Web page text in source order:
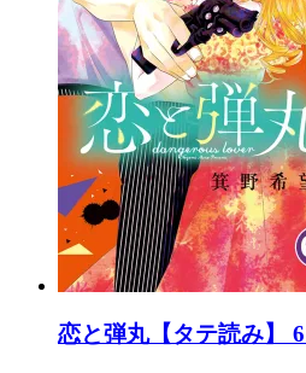
恋と弾丸【タテ読み】